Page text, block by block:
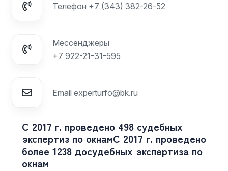
Телефон +7 (343) 382-26-52
Мессенджеры
+7 922-21-31-595
Email experturfo@bk.ru
С 2017 г. проведено 498 судебных
экспертиз по окнамС 2017 г. проведено
более 1238 досудебных экспертиза по
окнам